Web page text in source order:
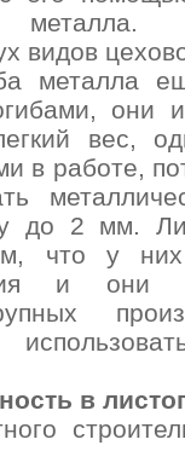
видов
металла
они
вес,
в работе,
до 2 мм.
что у них
и они
в